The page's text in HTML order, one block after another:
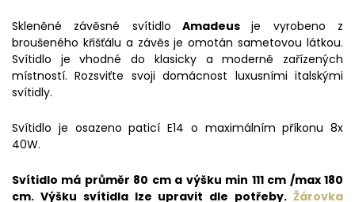
Skleněné závěsné svítidlo Amadeusje vyrobeno z
broušeného křišťálu a závěs je omotán sametovou látkou.
Svítidlo je vhodné do klasicky a moderně zařízených
místností. Rozsviťte svoji domácnost luxusními italskými
svítidly.
Svítidlo je osazeno paticí E14 o maximálním příkonu 8x
40W.
Svítidlo má průměr 80 cm a výšku min 111 cm /max 180
cm. Výšku svítidla lze upravit dle potřeby. Žárovka